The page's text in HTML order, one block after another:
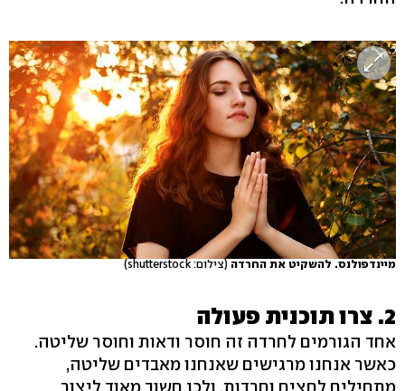
מיינדפולנס. להשקיט את החרדה (צילום: shutterstock)
2. צרו תוכנית פעולה
אחד הגורמים לחרדה זה חוסר ודאות וחוסר שליטה.
כאשר אנחנו מרגישים שאנחנו מאבדים שליטה,
מתחילים לחצים וחרדות, ולכן חשוב מאוד ליצור